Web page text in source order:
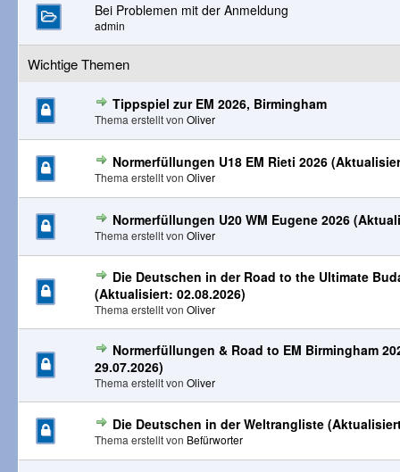
Bei Problemen mit der Anmeldung
admin
Wichtige Themen
Tippspiel zur EM 2026, Birmingham
Thema erstellt von Oliver
Normerfüllungen U18 EM Rieti 2026
Thema erstellt von Oliver
Normerfüllungen U20 WM Eugene 2026
Thema erstellt von Oliver
Die Deutschen in der Road to the Ultimate
(Aktualisiert: 02.08.2026)
Thema erstellt von Oliver
Normerfüllungen & Road to EM Birmingham
29.07.2026)
Thema erstellt von Oliver
Die Deutschen in der Weltrangliste
Thema erstellt von Befürworter